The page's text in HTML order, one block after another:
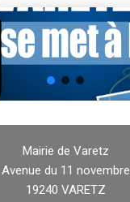
Mairie de Varetz
Avenue du 11 novembre
19240 VARETZ